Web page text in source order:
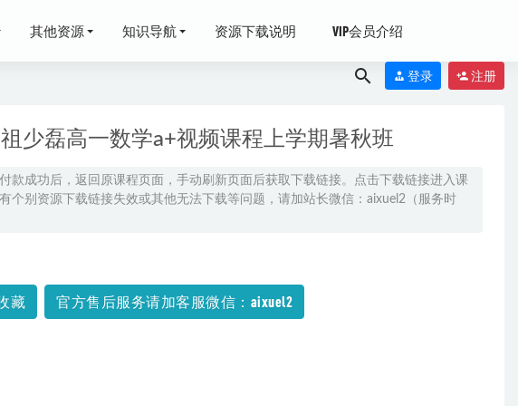
其他资源 知识导航 资源下载说明 VIP会员介绍
登录 注册
少磊高一数学a+视频课程上学期暑秋班
款成功后，返回原课程页面，手动刷新页面后获取下载链接。点击下载链接进入课
个别资源下载链接失效或其他无法下载等问题，请加站长微信：aixuel2（服务时
藏 官方售后服务请加客服微信：aixuel2
盘资源打包下载 2021-10-26
度网盘资源打包下载 2021-12-